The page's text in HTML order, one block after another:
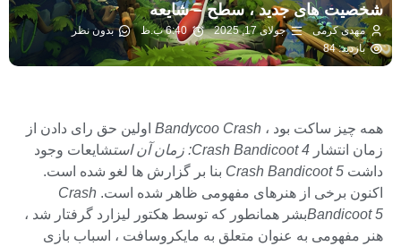
شخصیت های جدید ، سطح – شایعه
مهدی کرمی جولای 17, 2025 6:40 ب.ظ
بدون نظر
بازدید: 84
همه چیز ساکت بود ، Bandycoo Crash اولین حق رای دادن از
زمان انتشار Crash Bandicoot 4: زمان آن است
شایعات وجود
داشت Crash Bandicoot 5 بنا بر گزارش ها لغو شده است.
اکنون برخی از هنرهای مفهومی ظاهر شده است. Crash
Bandicoot 5بشر همانطور که توسط هکتور لیزارد گرفتار شد ،
هنر مفهومی به عنوان متعلق به مایکروسافت ، اسباب بازی